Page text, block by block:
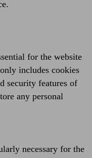
for the website
includes cookies
security features of
any personal
necessary for the